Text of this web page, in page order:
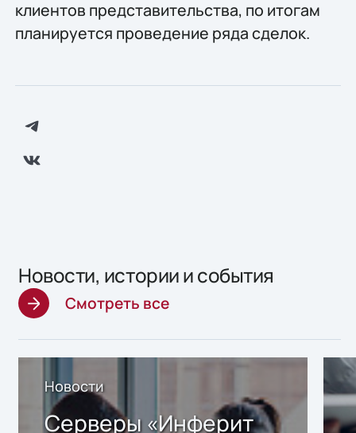
клиентов представительства, по итогам
планируется проведение ряда сделок.
Новости, истории и события
Смотреть все
Новости
Серверы «Инферит